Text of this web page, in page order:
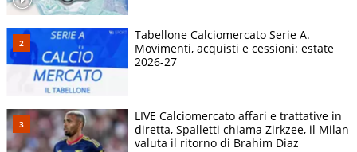
Tabellone Calciomercato Serie A.
Movimenti, acquisti e cessioni: estate
2026-27
LIVE Calciomercato affari e trattative in
diretta, Spalletti chiama Zirkzee, il Milan
valuta il ritorno di Brahim Diaz